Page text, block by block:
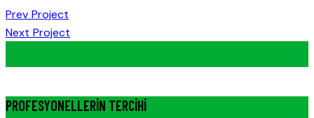
YAZI
GEZINMESI
Prev Project
Next Project
PROFESYONELLERIN TERCIHI